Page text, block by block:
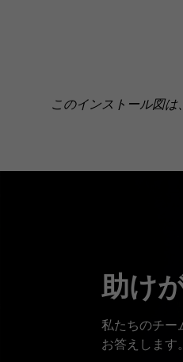
このインストール図
助け
私たちのチー
お答えします。